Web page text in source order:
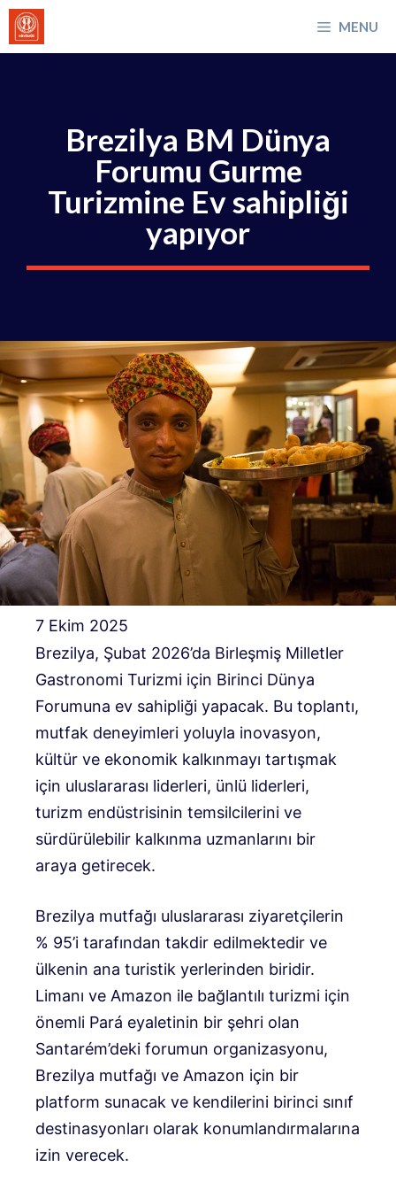
İçeriğe
atla
MENU
Brezilya BM Dünya
Forumu Gurme
Turizmine Ev sahipliği
yapıyor
7 Ekim 2025
Brezilya, Şubat 2026’da Birleşmiş Milletler
Gastronomi Turizmi için Birinci Dünya
Forumuna ev sahipliği yapacak. Bu toplantı,
mutfak deneyimleri yoluyla inovasyon,
kültür ve ekonomik kalkınmayı tartışmak
için uluslararası liderleri, ünlü liderleri,
turizm endüstrisinin temsilcilerini ve
sürdürülebilir kalkınma uzmanlarını bir
araya getirecek.
Brezilya mutfağı uluslararası ziyaretçilerin
% 95’i tarafından takdir edilmektedir ve
ülkenin ana turistik yerlerinden biridir.
Limanı ve Amazon ile bağlantılı turizmi için
önemli Pará eyaletinin bir şehri olan
Santarém’deki forumun organizasyonu,
Brezilya mutfağı ve Amazon için bir
platform sunacak ve kendilerini birinci sınıf
destinasyonları olarak konumlandırmalarına
izin verecek.